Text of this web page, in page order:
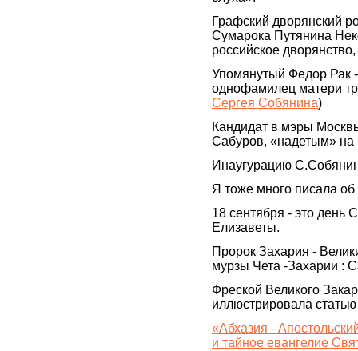
Графский дворянский
Сумарока Путянина
российское
Упомянутый Федор Рак
однофамилец матери
Сергея Собянина)
Кандидат в мэры
Сабуров, «надетым» на
Инаугурацию
Я тоже много писала об
18 сентября - это день
Елизаветы.
Пророк Захария -
мурзы Чета -Захарии :
Фреской Великого
иллюстрировала
«Абхазия -
и тайное евангелие